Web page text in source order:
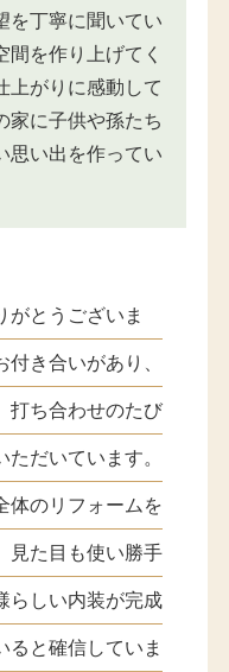
を丁寧に聞いてい
間を作り上げてく
上がりに感動して
家に子供や孫たち
思い出を作ってい
がとうございま
き合いがあり、
打ち合わせのたび
だいています。
体のリフォームを
見た目も使い勝手
らしい内装が完成
ると確信していま